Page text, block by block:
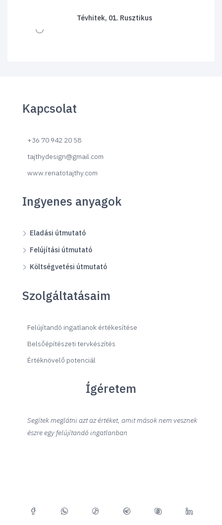
Tévhitek, 01. Rusztikus
Kapcsolat
+36 70 942 20 58
tajthydesign@gmail.com
www.renatotajthy.com
Ingyenes anyagok
Eladási útmutató
Felújítási útmutató
Költségvetési útmutató
Szolgáltatásaim
Felújítandó ingatlanok értékesítése
Belsőépítészeti tervkészítés
Értéknövelő potenciál
Ígéretem
Segítek meglátni azt az értéket, amit mások nem vesznek
észre egy felújítandó ingatlanban